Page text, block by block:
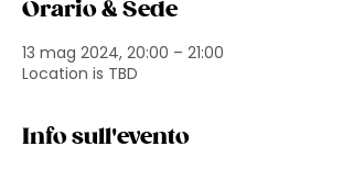
Orario & Sede
13 mag 2024, 20:00 – 21:00
Location is TBD
Info sull'evento